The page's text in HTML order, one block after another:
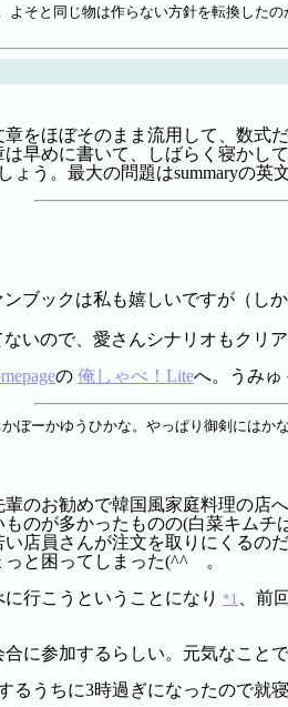
そと同じ物は作らない方針を転換したの
をほぼそのまま流用して、数式
早めに書いて、しばらく寝かし
う。最大の問題はsummaryの英
ンブックは私も嬉しいですが（し
いので、愛さんシナリオもクリ
の 俺しゃべ！Liteへ。うみゅ
ぼーかゆうひかな。やっぱり御剣にはか
のお勧めで韓国風家庭料理の
のが多かったものの(白菜キム
店員さんが注文を取りにくる
と困ってしまった(^^ゞ。
行こうということになり *1 、前
に参加するらしい。元気なこと
るうちに3時過ぎになったので就寝